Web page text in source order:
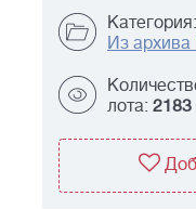
Категория:
Из архива
лота: 2183